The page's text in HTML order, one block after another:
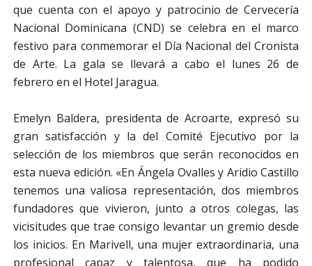
que cuenta con el apoyo y patrocinio de Cervecería
Nacional Dominicana (CND) se celebra en el marco
festivo para conmemorar el Día Nacional del Cronista
de Arte. La gala se llevará a cabo el lunes 26 de
febrero en el Hotel Jaragua.
Emelyn Baldera, presidenta de Acroarte, expresó su
gran satisfacción y la del Comité Ejecutivo por la
selección de los miembros que serán reconocidos en
esta nueva edición. «En Ángela Ovalles y Aridio Castillo
tenemos una valiosa representación, dos miembros
fundadores que vivieron, junto a otros colegas, las
vicisitudes que trae consigo levantar un gremio desde
los inicios. En Marivell, una mujer extraordinaria, una
profesional capaz y talentosa, que ha podido